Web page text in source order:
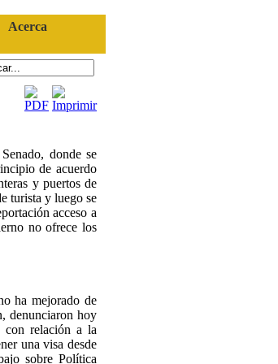
Acerca
donde se
de acuerdo
y puertos de
turista y luego se
acceso a
no ofrece los
ha mejorado de
denunciaron hoy
con relación a la
una visa desde
sobre Política